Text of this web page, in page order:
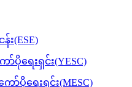
း(ESE)
ပိုရေးရှင်း(YESC)